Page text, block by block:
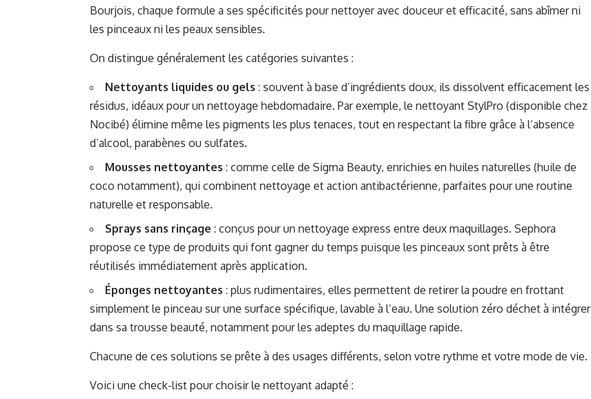
Bourjois, chaque formule a ses spécificités pour nettoyer avec douceur et efficacité, sans abîmer ni
les pinceaux ni les peaux sensibles.
On distingue généralement les catégories suivantes :
Nettoyants liquides ou gels : souvent à base d’ingrédients doux, ils dissolvent efficacement les
résidus, idéaux pour un nettoyage hebdomadaire. Par exemple, le nettoyant StylPro (disponible chez
Nocibé) élimine même les pigments les plus tenaces, tout en respectant la fibre grâce à l’absence
d’alcool, parabènes ou sulfates.
Mousses nettoyantes : comme celle de Sigma Beauty, enrichies en huiles naturelles (huile de
coco notamment), qui combinent nettoyage et action antibactérienne, parfaites pour une routine
naturelle et responsable.
Sprays sans rinçage : conçus pour un nettoyage express entre deux maquillages. Sephora
propose ce type de produits qui font gagner du temps puisque les pinceaux sont prêts à être
réutilisés immédiatement après application.
Éponges nettoyantes : plus rudimentaires, elles permettent de retirer la poudre en frottant
simplement le pinceau sur une surface spécifique, lavable à l’eau. Une solution zéro déchet à intégrer
dans sa trousse beauté, notamment pour les adeptes du maquillage rapide.
Chacune de ces solutions se prête à des usages différents, selon votre rythme et votre mode de vie.
Voici une check-list pour choisir le nettoyant adapté :